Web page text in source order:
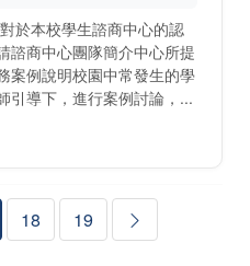
於本校學生諮商中心的認
諮商中心團隊簡介中心所提
案例說明校園中常發生的學
引導下，進行案例討論，...
18 19